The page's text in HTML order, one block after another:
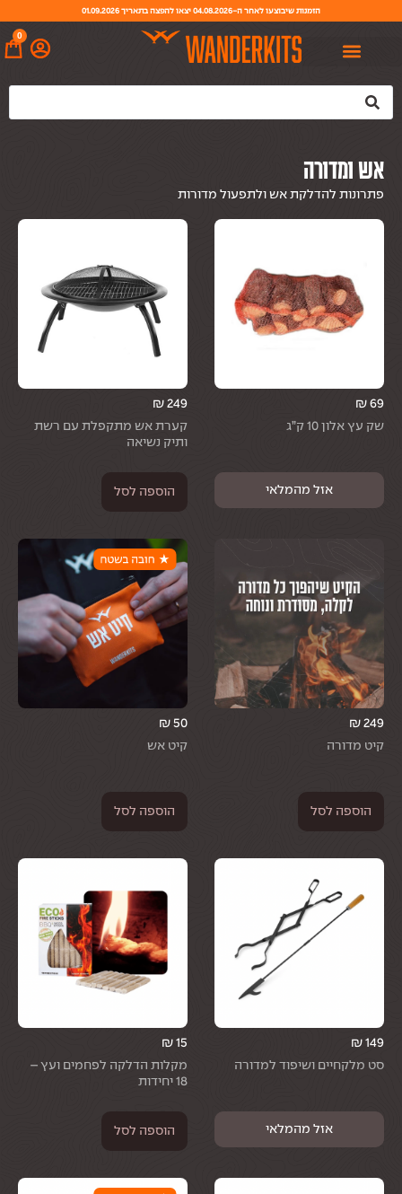
הזמנות שיבוצעו לאחר ה-04.08.2026 יצאו להפצה בתאריך 01.09.2026
0
אש ומדורה
פתרונות להדלקת אש ולתפעול מדורות
₪ 69
שק עץ אלון 10 ק”ג
₪ 249
קערת אש מתקפלת עם רשת
ותיק נשיאה
הוספה לסל
₪ 249
קיט מדורה
הוספה לסל
₪ 50
קיט אש
הוספה לסל
₪ 149
סט מלקחיים ושיפוד למדורה
₪ 15
מקלות הדלקה לפחמים ועץ –
18 יחידות
הוספה לסל